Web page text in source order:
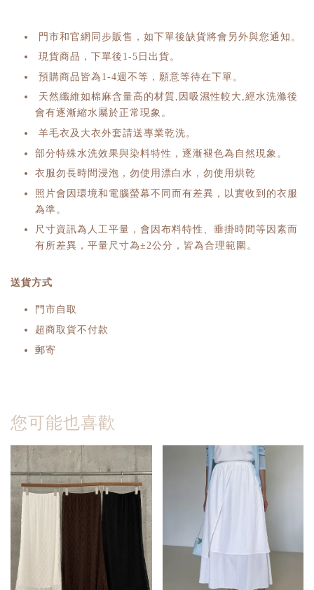
門市和官網同步販售，如下單後缺貨將會另外與您通知。
現貨商品，下單後1-5日出貨。
預購商品皆為1-4週不等，願意等待在下單。
天然纖維如棉麻含量高的材質,因吸濕性較大,經水洗滌後
會有逐漸縮水屬於正常現象。
羊毛衣及大衣外套請送專業乾洗。
部分特殊水洗效果與染料特性，逐漸褪色為自然現象。
衣服勿長時間浸泡，勿使用漂白水，勿使用烘乾
照片會因環境和電腦螢幕不同而有差異，以實收到的衣服
為準。
尺寸資訊為人工平量，會因布料特性、垂掛時間等因素而
有所差異，平量尺寸為±2公分，皆為合理範圍。
送貨方式
門市自取
超商取貨不付款
郵寄
您可能也喜歡